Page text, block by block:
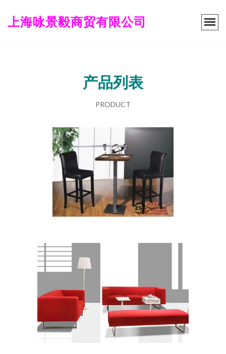
上海咏景毅商贸有限公司
产品列表
PRODUCT